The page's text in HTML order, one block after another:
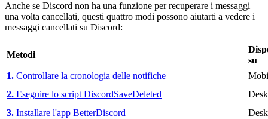
Anche se Discord non ha una funzione per recuperare i messaggi
una volta cancellati, questi quattro modi possono aiutarti a vedere i
messaggi cancellati su Discord:
Metodi
su
1. Controllare la cronologia delle notifiche
2. Eseguire lo script DiscordSaveDeleted
3. Installare l'app BetterDiscord